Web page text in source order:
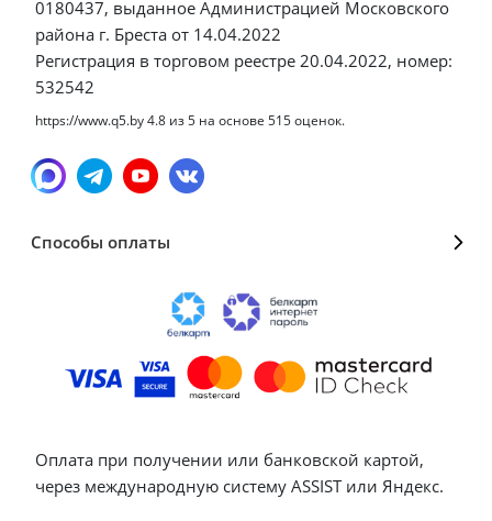
0180437, выданное Администрацией Московского
района г. Бреста от 14.04.2022
Регистрация в торговом реестре 20.04.2022, номер:
532542
https://www.q5.by4.8 из5 на основе 515оценок.
Способы оплаты
Оплата при получении или банковской картой,
через международную систему ASSIST или Яндекс.